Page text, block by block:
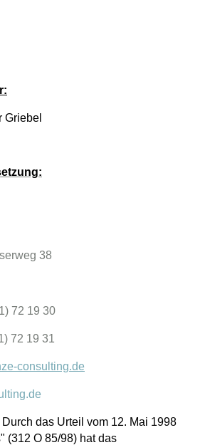
Griebel
38
72 19 30
72 19 31
consulting.de
das Urteil vom 12. Mai 1998
(312 O 85/98) hat das